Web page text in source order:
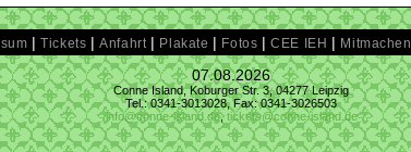
|Tickets |Anfahrt | Plakate | Fotos |CEE IEH | Mitmachen
07.08.2026
Conne Island, Koburger Str. 3, 04277 Leipzig
Tel.: 0341-3013028, Fax: 0341-3026503
info@conne-island.de,tickets@conne-island.de